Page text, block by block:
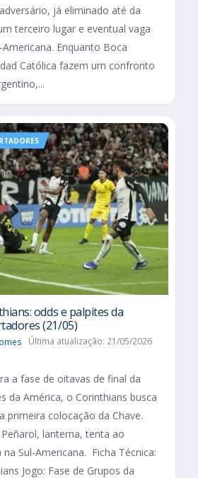
já eliminado até da
terceiro lugar e eventual vaga
Enquanto Boca
Católica fazem um confronto
odds e palpites da
(21/05)
Última atualização: 21/05/2026
a fase de oitavas de final da
da América, o Corinthians busca
primeira colocação da Chave.
lanterna, tenta ao
Sul-Americana. Ficha Técnica:
Jogo: Fase de Grupos da